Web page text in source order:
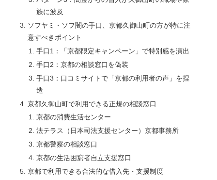
族に波及
ソフヤミ・ソフ闇の手口、京都久御山町の方が特に注
意すべきポイント
手口1：「京都限定キャンペーン」で特別感を演出
手口2：京都の相談窓口を偽装
手口3：口コミサイトで「京都の利用者の声」を捏
造
京都久御山町で利用できる正規の相談窓口
京都の消費生活センター
法テラス（日本司法支援センター）京都事務所
京都警察の相談窓口
京都の生活困窮者自立支援窓口
京都で利用できる合法的な借入先・支援制度